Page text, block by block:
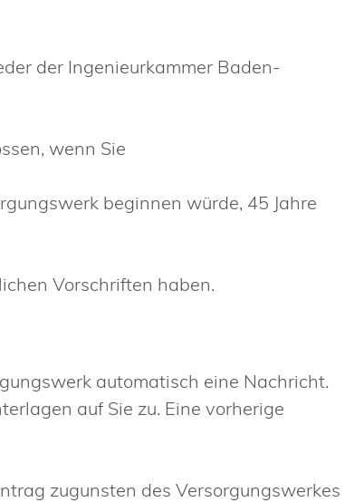
der Ingenieurkammer Baden-
wenn Sie
beginnen würde, 45 Jahre
Vorschriften haben.
automatisch eine Nachricht.
auf Sie zu. Eine vorherige
zugunsten des Versorgungswerkes